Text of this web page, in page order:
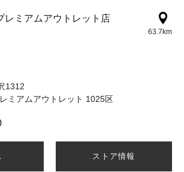
レミアムアウトレット店
63.7km
1312
ミアムアウトレット 1025区
ストア情報